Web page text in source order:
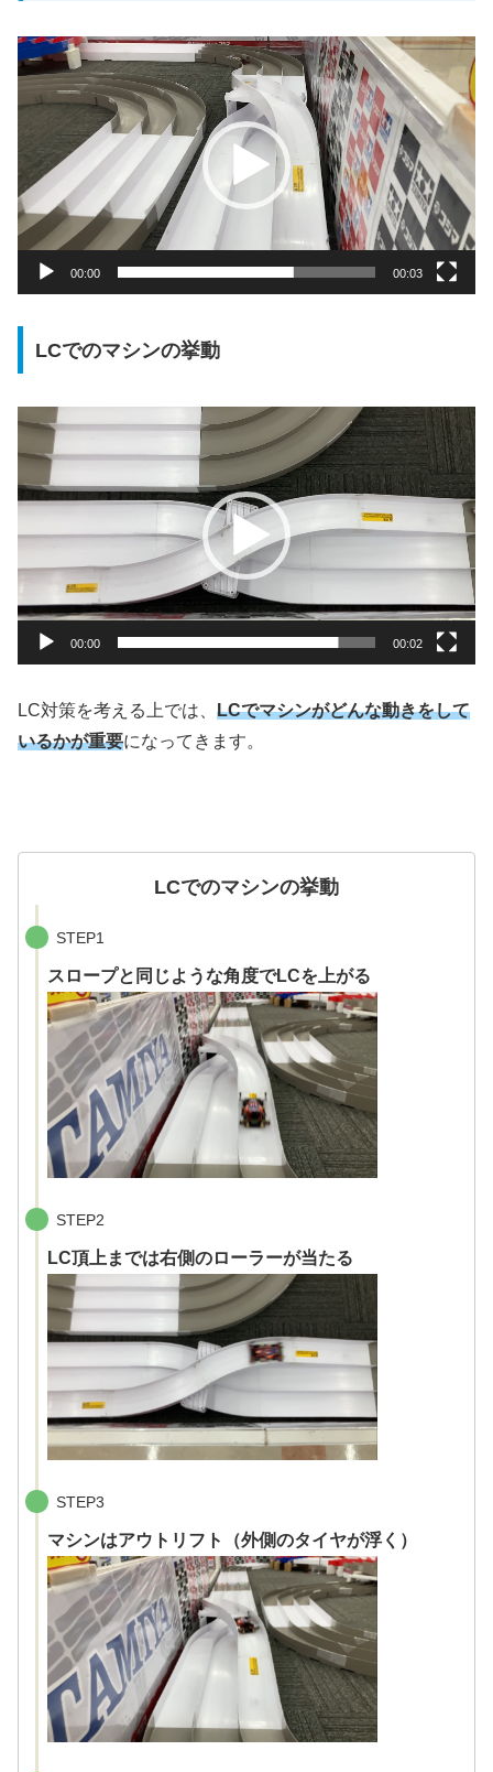
動
画
プ
ー
ヤ
ー
00:00 00:03
LCでのマシンの挙動
動
画
プ
レ
ー
ヤ
ー
00:00 00:02
LC対策を考える上では、 LCでマシンがどんな動きをして
いるかが重要になってきます。
LCでのマシンの挙動
STEP1
スロープと同じような角度でLCを上がる
STEP2
LC頂上までは右側のローラーが当たる
STEP3
マシンはアウトリフト（外側のタイヤが浮く）